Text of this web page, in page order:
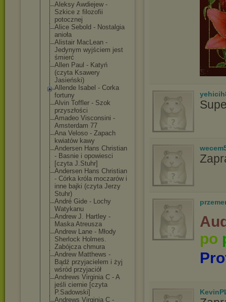
Aleksy Awdiejew -
Szkice z filozofii
potocznej
Alice Sebold - Nostalgia
anioła
Alistair MacLean -
Jedynym wyjściem jest
śmierć
Allen Paul - Katyń
(czyta Ksawery
Jasieński)
Allende Isabel - Corka
fortuny
Alvin Toffler - Szok
przyszłości
Amadeo Visconsini -
Amsterdam 77
Ana Veloso - Zapach
kwiatów kawy
Andersen Hans Christian
- Basnie i opowiesci
[czyta J.Stuhr]
Andersen Hans Christian
- Córka króla moczarów i
inne bajki (czyta Jerzy
Stuhr)
André Gide - Lochy
Watykanu
Andrew J. Hartley -
Maska Atreusza
Andrew Lane - Młody
Sherlock Holmes.
Zabójcza chmura
Andrew Matthews -
Bądź przyjacielem i żyj
wśród przyjaciół
Andrews Virginia C - A
jeśli ciernie [czyta
P.Sadowski]
Andrews Virginia C -
po